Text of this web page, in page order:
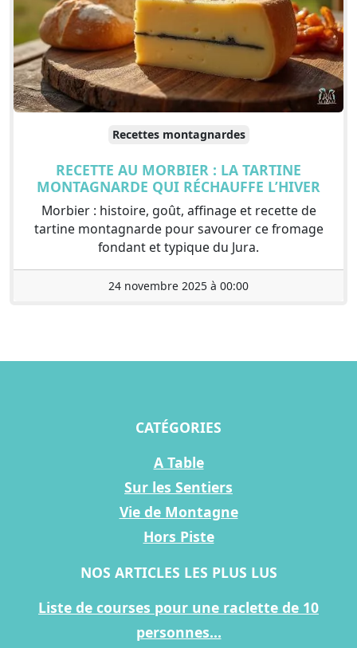
Recettes montagnardes
RECETTE AU MORBIER : LA TARTINE
MONTAGNARDE QUI RÉCHAUFFE L’HIVER
Morbier : histoire, goût, affinage et recette de
tartine montagnarde pour savourer ce fromage
fondant et typique du Jura.
24 novembre 2025 à 00:00
CATÉGORIES
A Table
Sur les Sentiers
Vie de Montagne
Hors Piste
NOS ARTICLES LES PLUS LUS
Liste de courses pour une raclette de 10
personnes...